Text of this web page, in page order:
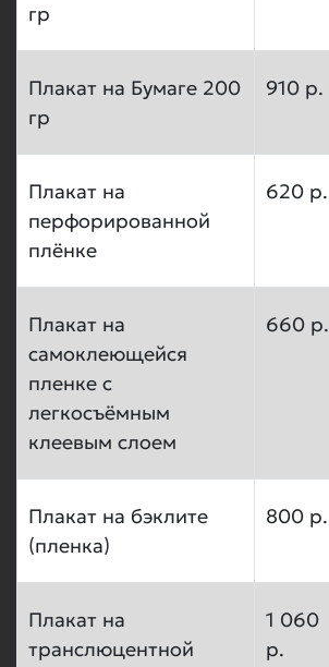
гр
Плакат на Бумаге 200
гр
910 р.
Плакат на
перфорированной
плёнке
620 р.
Плакат на
самоклеющейся
пленке с
легкосъёмным
клеевым слоем
660 р.
Плакат на бэклите
(пленка)
800 р.
Плакат на
транслюцентной
1 060
р.